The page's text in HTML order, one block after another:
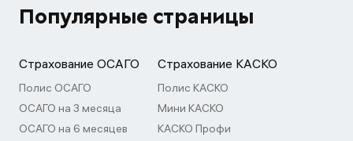
Популярные страницы
Страхование ОСАГО
Полис ОСАГО
ОСАГО на 3 месяца
ОСАГО на 6 месяцев
Страхование КАСКО
Полис КАСКО
Мини КАСКО
КАСКО Профи